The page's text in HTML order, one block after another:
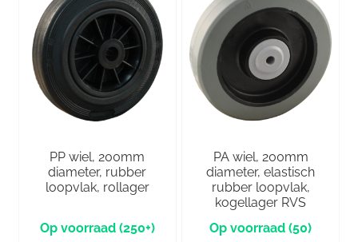
PP wiel, 200mm
diameter, rubber
loopvlak, rollager
(250+)
PA wiel, 200mm
diameter, elastisch
rubber loopvlak,
kogellager RVS
(50)